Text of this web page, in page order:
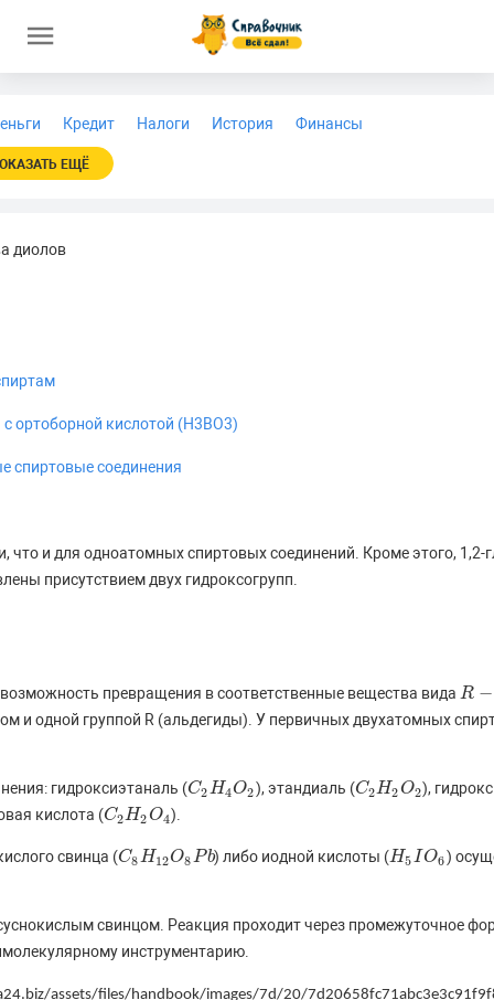
Кредит Налоги История Финансы
ЕЩЁ
диолов
ортоборной кислотой (H3BO3)
спиртовые соединения
что и для одноатомных спиртовых соединений. Кроме этого,
присутствием двух гидроксогрупп.
превращения в соответственные вещества вида R −
R− C
и одной группой R (альдегиды). У первичных двухатомных
гидроксиэтаналь (C2H4O2
C2H4O2 ), этандиаль (C2H2O2
C2H2O2 ),
кислота (C2H2O4
C2H2O4 ).
свинца (C8H12O8Pb
C8H12O8Pb ) либо иодной кислоты (H5IO6
H5IO6 )
свинцом. Реакция проходит через промежуточное
инструментарию.